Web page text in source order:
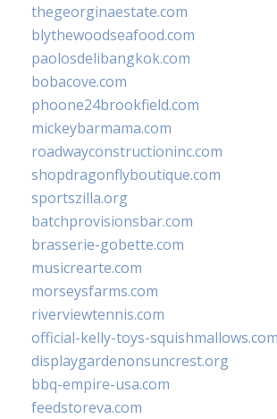
thegeorginaestate.com
blythewoodseafood.com
paolosdelibangkok.com
bobacove.com
phoone24brookfield.com
mickeybarmama.com
roadwayconstructioninc.com
shopdragonflyboutique.com
sportszilla.org
batchprovisionsbar.com
brasserie-gobette.com
musicrearte.com
morseysfarms.com
riverviewtennis.com
official-kelly-toys-squishmallows.com
displaygardenonsuncrest.org
bbq-empire-usa.com
feedstoreva.com